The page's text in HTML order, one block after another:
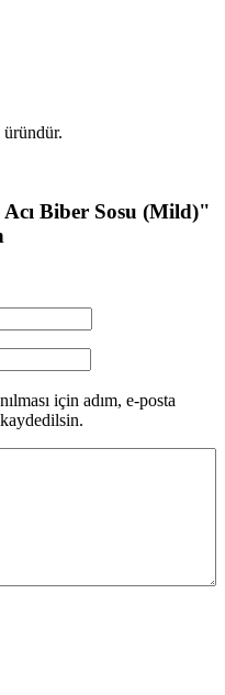
üründür.
Biber Sosu (Mild)"
için adım, e-posta